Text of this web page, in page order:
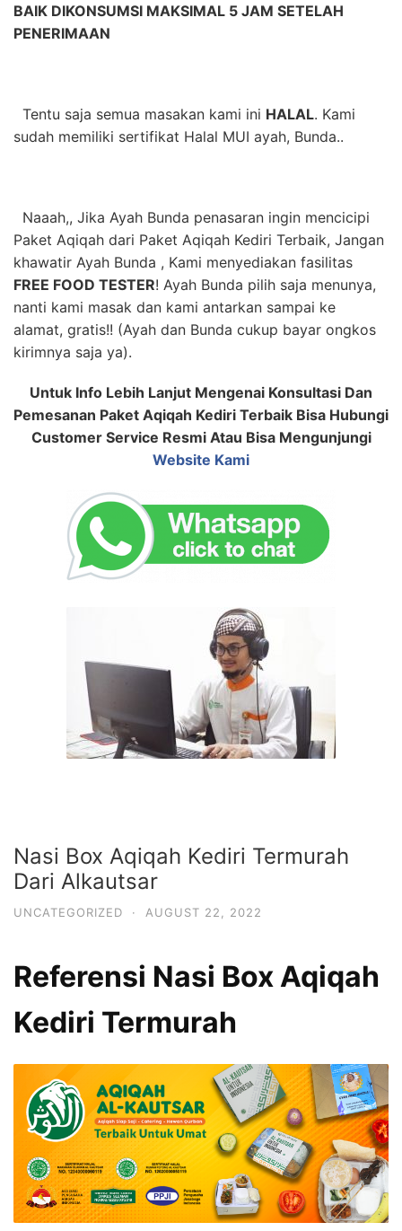
BAIK DIKONSUMSI MAKSIMAL 5 JAM SETELAH
PENERIMAAN
Tentu saja semua masakan kami ini HALAL. Kami
sudah memiliki sertifikat Halal MUI ayah, Bunda..
Naaah,, Jika Ayah Bunda penasaran ingin mencicipi
Paket Aqiqah dari Paket Aqiqah Kediri Terbaik, Jangan
khawatir Ayah Bunda , Kami menyediakan fasilitas
FREE FOOD TESTER! Ayah Bunda pilih saja menunya,
nanti kami masak dan kami antarkan sampai ke
alamat, gratis!! (Ayah dan Bunda cukup bayar ongkos
kirimnya saja ya).
Untuk Info Lebih Lanjut Mengenai Konsultasi Dan
Pemesanan Paket Aqiqah Kediri Terbaik Bisa Hubungi
Customer Service Resmi Atau Bisa Mengunjungi
Website Kami
Nasi Box Aqiqah Kediri Termurah
Dari Alkautsar
UNCATEGORIZED · AUGUST 22, 2022
Referensi Nasi Box Aqiqah
Kediri Termurah